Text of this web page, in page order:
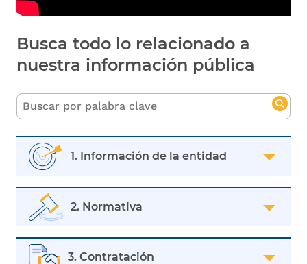
Busca todo lo relacionado a
nuestra información pública
1. Información de la entidad
2. Normativa
3. Contratación